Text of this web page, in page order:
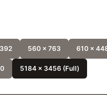
560 x 763 610 x
5184 x 3456 (Full)